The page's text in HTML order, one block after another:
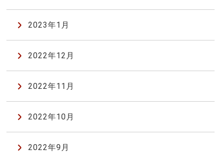
2023年1月
2022年12月
2022年11月
2022年10月
2022年9月